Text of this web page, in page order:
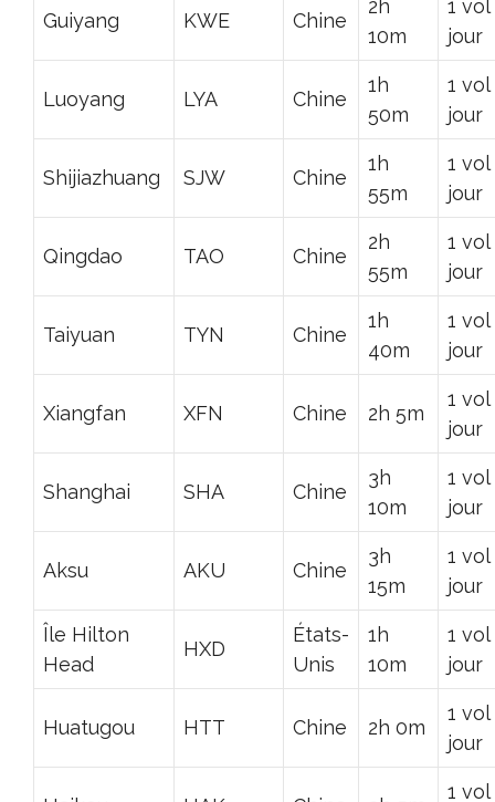
Guiyang KWE Chine
2h
10m
1
jour
Luoyang LYA Chine
1h
50m
1
jour
Shijiazhuang SJW Chine
1h
55m
1
jour
Qingdao TAO Chine
2h
55m
1
jour
Taiyuan TYN Chine
1h
40m
1
jour
Xiangfan XFN Chine 2h 5m
1
jour
Shanghai SHA Chine
3h
10m
1
jour
Aksu AKU Chine
3h
15m
1
jour
Île Hilton
Head
HXD
États-
Unis
1h
10m
1
jour
Huatugou HTT Chine 2h 0m
1
jour
1